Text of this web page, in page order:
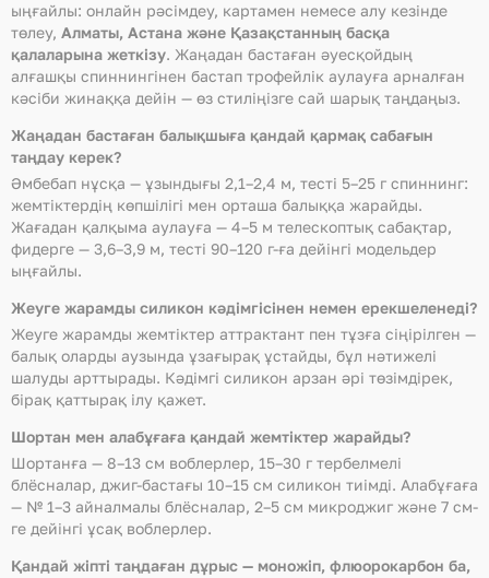
ыңғайлы: онлайн рәсімдеу, картамен немесе алу кезінде
төлеу, Алматы, Астана және Қазақстанның басқа
қалаларына жеткізу. Жаңадан бастаған әуесқойдың
алғашқы спиннингінен бастап трофейлік аулауға арналған
кәсіби жинаққа дейін — өз стиліңізге сай шарық таңдаңыз.
Жаңадан бастаған балықшыға қандай қармақ сабағын
таңдау керек?
Әмбебап нұсқа — ұзындығы 2,1–2,4 м, тесті 5–25 г спиннинг:
жемтіктердің көпшілігі мен орташа балыққа жарайды.
Жағадан қалқыма аулауға — 4–5 м телескоптық сабақтар,
фидерге — 3,6–3,9 м, тесті 90–120 г-ға дейінгі модельдер
ыңғайлы.
Жеуге жарамды силикон кәдімгісінен немен ерекшеленеді?
Жеуге жарамды жемтіктер аттрактант пен тұзға сіңірілген —
балық оларды аузында ұзағырақ ұстайды, бұл нәтижелі
шалуды арттырады. Кәдімгі силикон арзан әрі төзімдірек,
бірақ қаттырақ ілу қажет.
Шортан мен алабұғаға қандай жемтіктер жарайды?
Шортанға — 8–13 см воблерлер, 15–30 г тербелмелі
блёсналар, джиг-бастағы 10–15 см силикон тиімді. Алабұғаға
— № 1–3 айналмалы блёсналар, 2–5 см микроджиг және 7 см-
ге дейінгі ұсақ воблерлер.
Қандай жіпті таңдаған дұрыс — моножіп, флюорокарбон ба,